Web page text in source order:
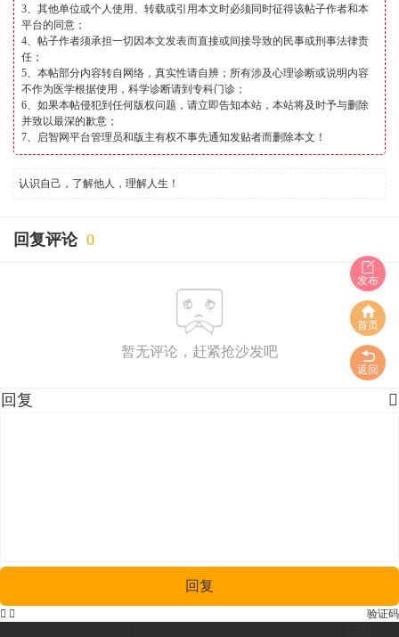
3、其他单位或个人使用、转载或引用本文时必须同时征得该帖子作者和本
平台的同意；
4、帖子作者须承担一切因本文发表而直接或间接导致的民事或刑事法律责
任；
5、本帖部分内容转自网络，真实性请自辨；所有涉及心理诊断或说明内容
不作为医学根据使用，科学诊断请到专科门诊；
6、如果本帖侵犯到任何版权问题，请立即告知本站，本站将及时予与删除
并致以最深的歉意；
7、启智网平台管理员和版主有权不事先通知发贴者而删除本文！
认识自己，了解他人，理解人生！
回复评论 0
暂无评论，赶紧抢沙发吧
发布
首页
返回

回复
回复
验证码
 